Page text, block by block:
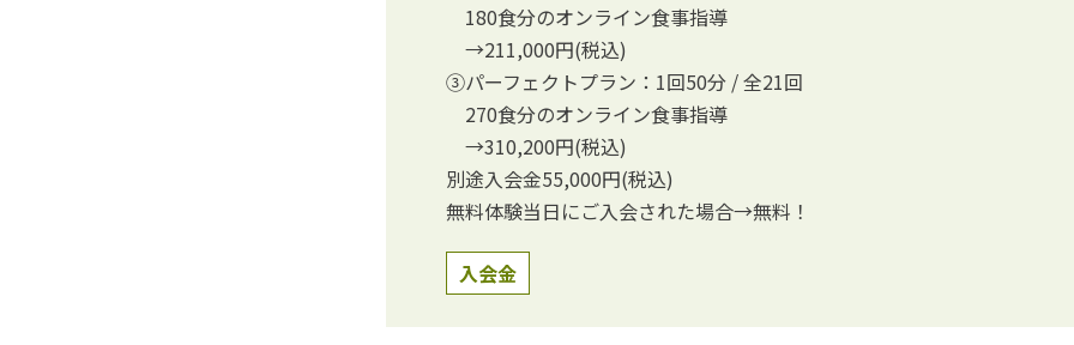
180食分のオンライン食事指導
→211,000円(税込)
③パーフェクトプラン：1回50分 / 全21回
270食分のオンライン食事指導
→310,200円(税込)
別途入会金55,000円(税込)
無料体験当日にご入会された場合→無料！
入会金